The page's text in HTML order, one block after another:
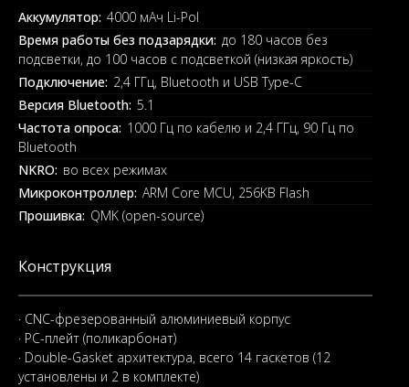
Аккумулятор: 4000 мАч Li-Pol
Время работы без подзарядки: до 180 часов без
подсветки, до 100 часов с подсветкой (низкая яркость)
Подключение: 2,4 ГГц, Bluetooth и USB Type-C
Версия Bluetooth: 5.1
Частота опроса: 1000 Гц по кабелю и 2,4 ГГц, 90 Гц по
Bluetooth
NKRO: во всех режимах
Микроконтроллер: ARM Core MCU, 256KB Flash
Прошивка: QMK (open-source)
Конструкция
· CNC-фрезерованный алюминиевый корпус
· PC-плейт (поликарбонат)
· Double-Gasket архитектура, всего 14 гаскетов (12
установлены и 2 в комплекте)